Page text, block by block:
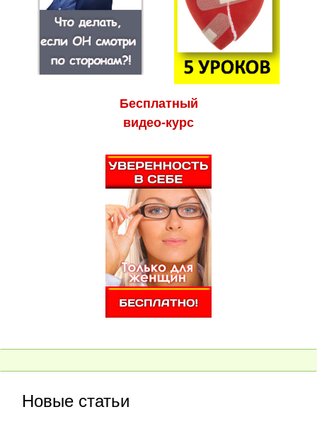
Бесплатный
видео-курс
Новые статьи